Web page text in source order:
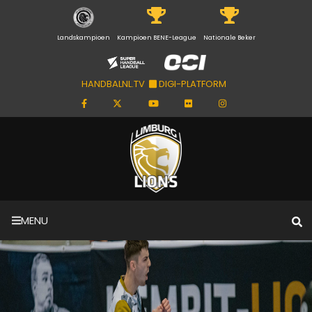
Landskampioen Kampioen BENE-League Nationale Beker
HANDBALNL.TV DIGI-PLATFORM
MENU